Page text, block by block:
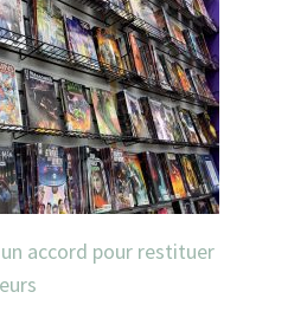
accord pour restituer